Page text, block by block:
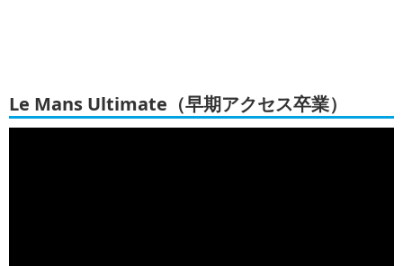
Le Mans Ultimate（早期アクセス卒業）